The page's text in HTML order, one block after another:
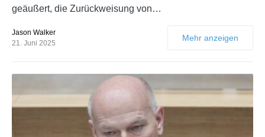
geäußert, die Zurückweisung von…
Jason Walker
21. Juni 2025
Mehr anzeigen